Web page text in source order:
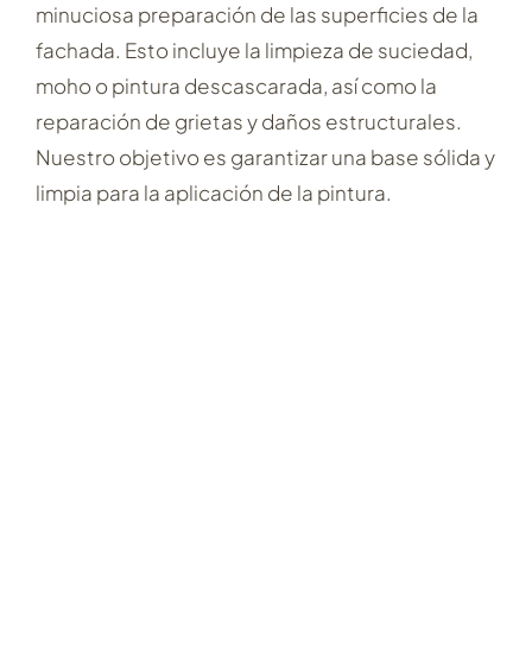
minuciosa preparación de las superficies de la
fachada. Esto incluye la limpieza de suciedad,
moho o pintura descascarada, así como la
reparación de grietas y daños estructurales.
Nuestro objetivo es garantizar una base sólida y
limpia para la aplicación de la pintura.